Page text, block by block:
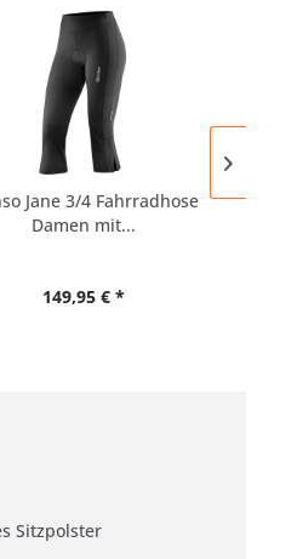
Jane 3/4 Fahrradhose
Damen mit...
149,95 € *
Sitzpolster